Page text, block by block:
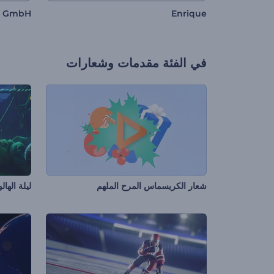
Enrique
في الفئة مقدمات وشعارات
شعار الكريسماس المرح الملهم ليلة